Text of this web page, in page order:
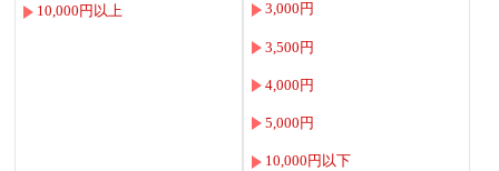
10,000円以上 3,000円
3,500円
4,000円
5,000円
10,000円以下